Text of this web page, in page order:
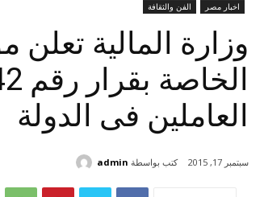
اخبار مصر الفن والثقافة
العاملين فى الدولة
سبتمبر 17, 2015 كتب بواسطة admin